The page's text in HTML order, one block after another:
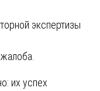
экспертизы
их успех